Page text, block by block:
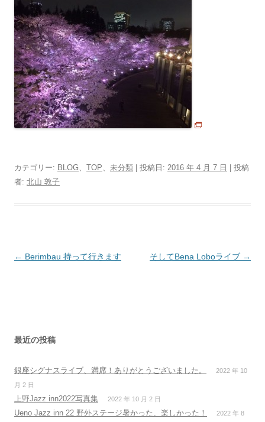
カテゴリー: BLOG、 TOP、 未分類 | 投稿日: 2016 年 4 月 7 日
投稿
者: 北山 敦子
投
ー
ョ
ン
← Berimbau 持って行きます そしてBena Loboライブ →
最近の投稿
銀座シグナスライブ、満席！ありがとうございました。
2022 年 10
月 2 日
上野Jazz inn2022写真集 2022 年 10 月 2 日
Ueno Jazz inn 22 野外ステージ暑かった、楽しかった！
2022 年 8